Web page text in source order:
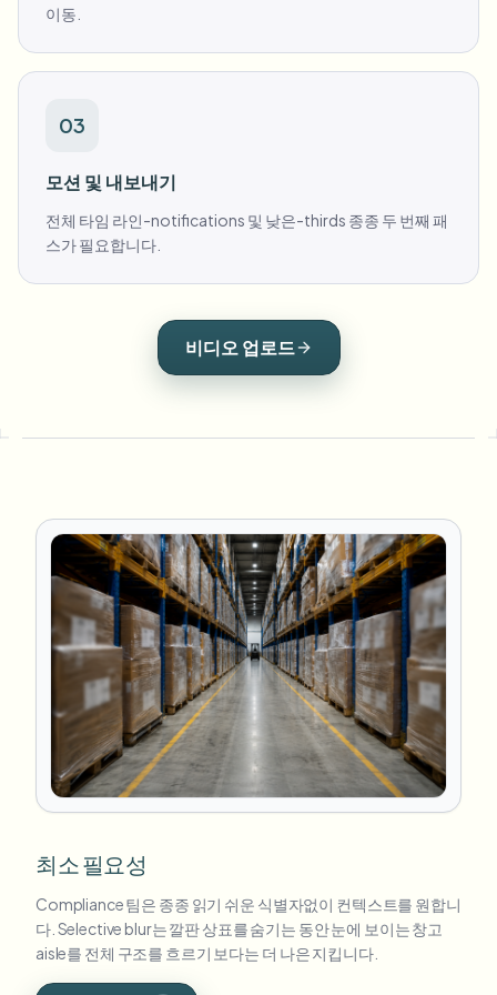
이동.
03
모션 및 내보내기
전체 타임 라인-notifications 및 낮은-thirds 종종 두 번째 패
스가 필요합니다.
비디오 업로드
최소 필요성
Compliance 팀은 종종 읽기 쉬운 식별자없이 컨텍스트를 원합니
다. Selective blur는 깔판 상표를 숨기는 동안 눈에 보이는 창고
aisle를 전체 구조를 흐르기 보다는 더 나은 지킵니다.